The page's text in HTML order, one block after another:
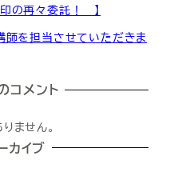
の再々委託！ 】
師を担当させていただきま
コメント
ません。
カイブ